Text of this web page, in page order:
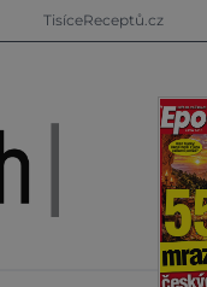
TisíceReceptů.cz